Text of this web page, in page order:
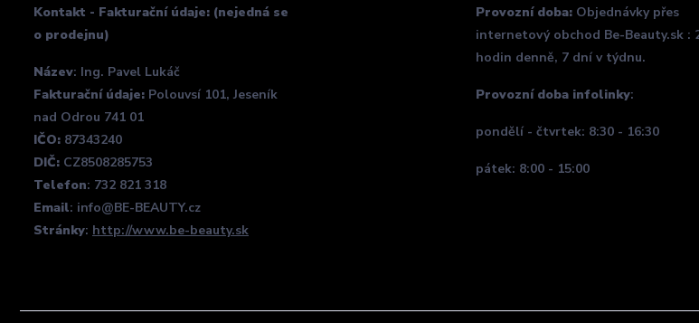
Kontakt - Fakturační údaje: (nejedná se
o prodejnu)
Název: Ing. Pavel Lukáč
Fakturační údaje: Polouvsí 101, Jeseník
nad Odrou 741 01
IČO: 87343240
DIČ: CZ8508285753
Telefon: 732 821 318
Email: info@BE-BEAUTY.cz
Stránky: http://www.be-beauty.sk
Provozní doba: Objednávky přes
internetový obchod Be-Beauty.sk :
hodin denně, 7 dní v týdnu.
Provozní doba infolinky:
pondělí - čtvrtek: 8:30 - 16:30
pátek: 8:00 - 15:00